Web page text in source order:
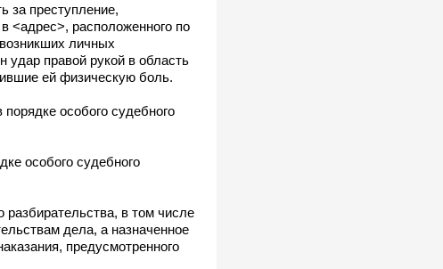
за преступление,
<адрес>, расположенного по
личных
правой рукой в область
ей физическую боль.
особого судебного
особого судебного
в том числе
дела, а назначенное
предусмотренного